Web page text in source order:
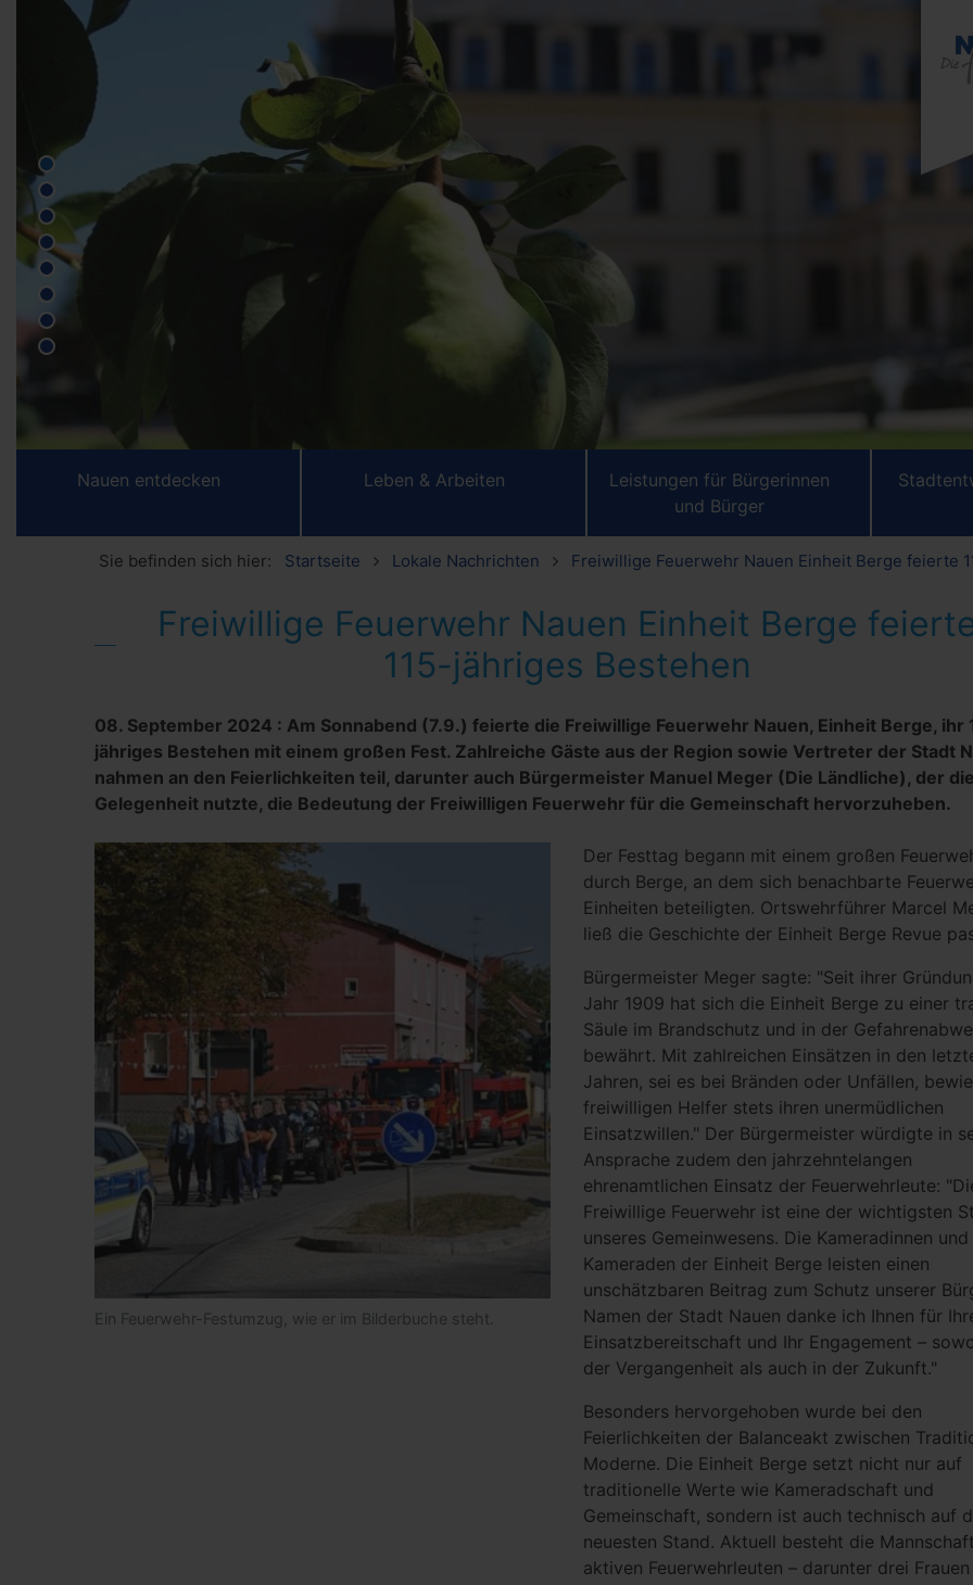
Nauen entdecken Leben & Arbeiten
Leistungen für Bürgerinnen
und Bürger
Sie befinden sich hier: Startseite Lokale Nachrichten Freiwillige Feuerwehr Nauen Einheit Berge feierte
Freiwillige Feuerwehr Nauen Einheit Berge
115-jähriges Bestehen
08. September 2024 : Am Sonnabend (7.9.) feierte die Freiwillige Feuerwehr Nauen, Einheit Berge, ihr
jähriges Bestehen mit einem großen Fest. Zahlreiche Gäste aus der Region sowie Vertreter der Stadt
nahmen an den Feierlichkeiten teil, darunter auch Bürgermeister Manuel Meger (Die Ländliche), der die
Gelegenheit nutzte, die Bedeutung der Freiwilligen Feuerwehr für die Gemeinschaft hervorzuheben.
Ein Feuerwehr-Festumzug, wie er im Bilderbuche steht.
Der Festtag begann mit einem großen
durch Berge, an dem sich benachbarte
Einheiten beteiligten. Ortswehrführer Marcel
ließ die Geschichte der Einheit Berge Revue
Bürgermeister Meger sagte: "Seit ihrer
Jahr 1909 hat sich die Einheit Berge zu einer
Säule im Brandschutz und in der
bewährt. Mit zahlreichen Einsätzen in den
Jahren, sei es bei Bränden oder Unfällen,
freiwilligen Helfer stets ihren unermüdlichen
Einsatzwillen." Der Bürgermeister würdigte in
Ansprache zudem den jahrzehntelangen
ehrenamtlichen Einsatz der Feuerwehrleute:
Freiwillige Feuerwehr ist eine der wichtigsten
unseres Gemeinwesens. Die Kameradinnen und
Kameraden der Einheit Berge leisten einen
unschätzbaren Beitrag zum Schutz unserer
Namen der Stadt Nauen danke ich Ihnen für
Einsatzbereitschaft und Ihr Engagement –
der Vergangenheit als auch in der Zukunft."
Besonders hervorgehoben wurde bei den
Feierlichkeiten der Balanceakt zwischen
Moderne. Die Einheit Berge setzt nicht nur auf
traditionelle Werte wie Kameradschaft und
Gemeinschaft, sondern ist auch technisch auf
neuesten Stand. Aktuell besteht die
aktiven Feuerwehrleuten – darunter drei